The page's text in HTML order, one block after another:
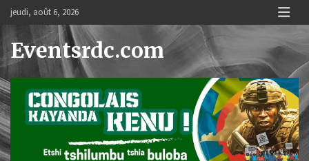
Skip
content
jeudi, août 6, 2026
Eventsrdc.com